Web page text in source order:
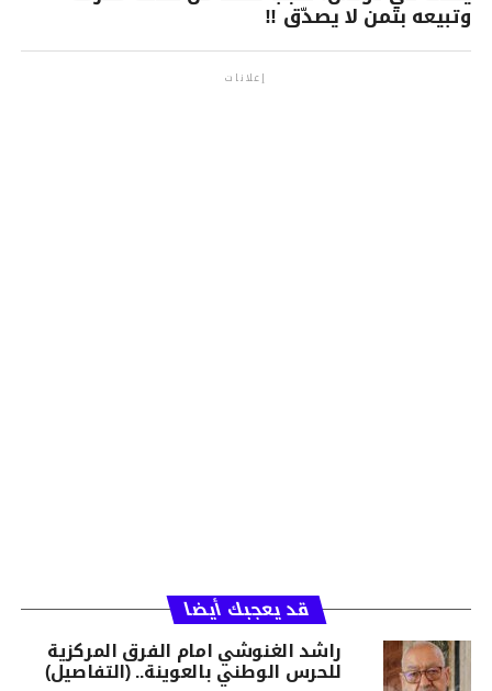
وتبيعه بثمن لا يصدّق !!
إعلانات
قد يعجبك أيضا
راشد الغنوشي امام الفرق المركزية
للحرس الوطني بالعوينة.. (التفاصيل)